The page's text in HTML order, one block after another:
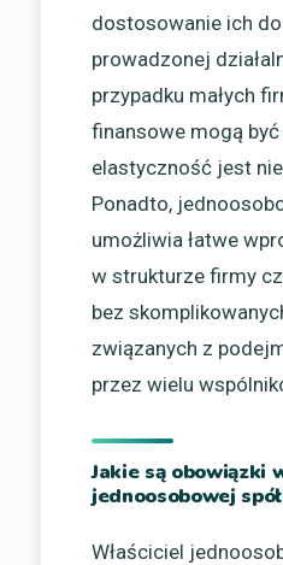
dostosowanie ich
prowadzonej
przypadku małych
finansowe mogą
elastyczność jest
Ponadto,
umożliwia łatwe
w strukturze firmy
bez
związanych z
przez wielu
Jakie są obowiązki
jednoosobowej
Właściciel